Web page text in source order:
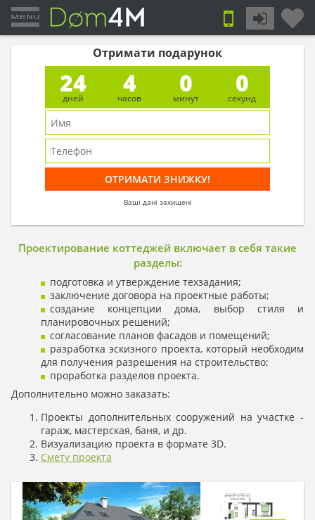
Отримати подарунок
24
дней
3
часов
59
минут
59
секунд
Ваші дані захищені
Проектирование коттеджей включает в себя такие
разделы:
подготовка и утверждение техзадания;
заключение договора на проектные работы;
создание концепции дома, выбор стиля и
планировочных решений;
согласование планов фасадов и помещений;
разработка эскизного проекта, который необходим
для получения разрешения на строительство;
проработка разделов проекта.
Дополнительно можно заказать:
Проекты дополнительных сооружений на участке -
гараж, мастерская, баня, и др.
Визуализацию проекта в формате 3D.
Смету проекта